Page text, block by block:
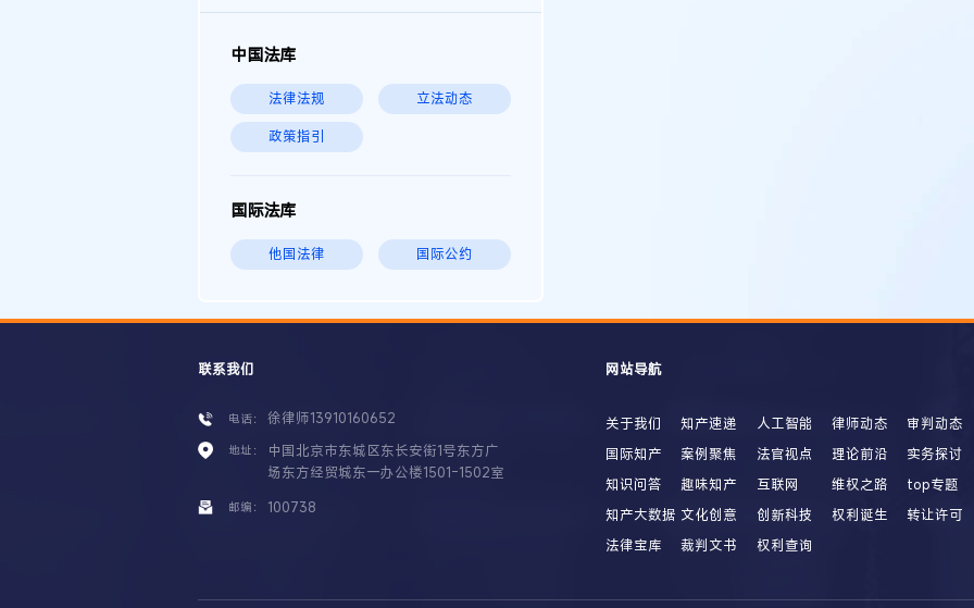
中国法库
法律法规 立法动态
政策指引
国际法库
他国法律 国际公约
联系我们
电话： 徐律师13910160652
地址：
中国北京市东城区东长安街1号东方广
场东方经贸城东一办公楼1501-1502室
邮编： 100738
网站导航
关于我们 知产速递 人工智能 律师动态
审判动态
国际知产
案例聚焦 法官视点 理论前沿
实务探讨
知识问答
趣味知产 互联网 维权之路
top专题
知产大数据 文化创意 创新科技 权利诞生
转让许可
法律宝库
裁判文书 权利查询